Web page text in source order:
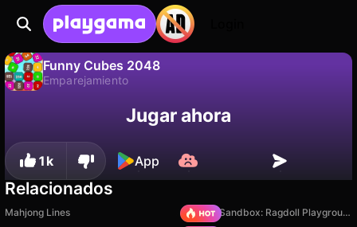
Funny Cubes 2048
Emparejamiento
¡Guarda el progreso!Jugar ahora
1k App
Relacionados
Mahjong Lines
Sprunki Sandbox: Ragdoll Playground Mode